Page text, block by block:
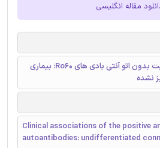
مقاله انگلیسی
ارتباط بالینی آنتی Ro52 مثبت بدون اتو آنتی بادی های Ro60: بیماری
نشده
Clinical associations of the positive
autoantibodies: undifferentiated